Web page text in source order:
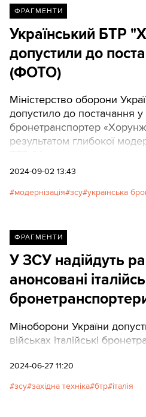
ФРАГМЕНТИ
Український БТР
допустили до
(ФОТО)
Міністерство оборони
допустило до постачання
бронетранспортер
результатом глибокої
2024-09-02 13:43
модернізація зсу українська
ФРАГМЕНТИ
У ЗСУ надійдуть
анонсовані
Міноборони України
військах італійські
2024-06-27 11:20
зсу західна техніка бтр італія